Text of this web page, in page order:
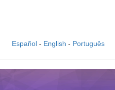
Español - English - Português